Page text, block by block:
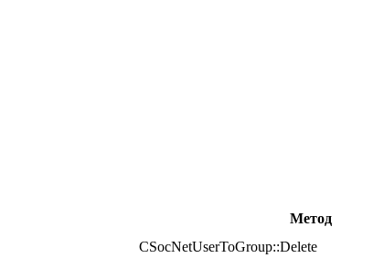
Метод
CSocNetUserToGroup::Delete